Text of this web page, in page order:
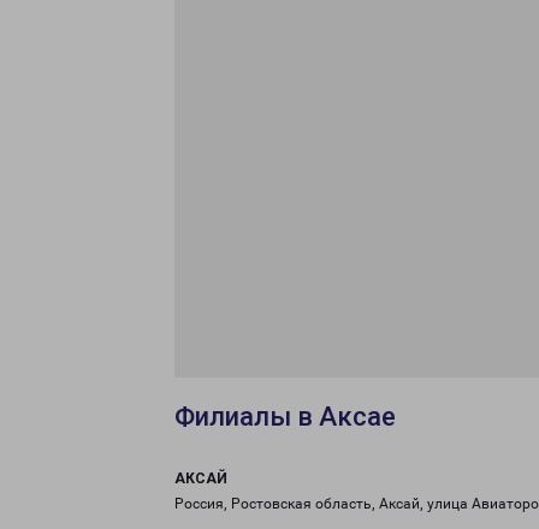
Филиалы в Аксае
АКСАЙ
Россия, Ростовская область, Аксай, улица